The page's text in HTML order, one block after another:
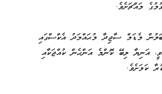
މައްޗަށެވެ.
މެޑަމް ސާޖިދާ މުޙައްމަދު އެކްސްގައި
އަނިޔާ ލިބޭ ކޮންމެ އަންހެން ކުއްޖަކާއި
ކަމަށެވެ.